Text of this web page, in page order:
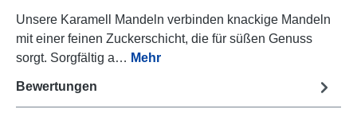
Unsere Karamell Mandeln verbinden knackige Mandeln
mit einer feinen Zuckerschicht, die für süßen Genuss
sorgt. Sorgfältig a… Mehr
Bewertungen